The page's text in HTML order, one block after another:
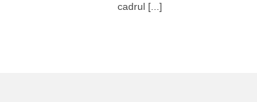
cadrul [...]